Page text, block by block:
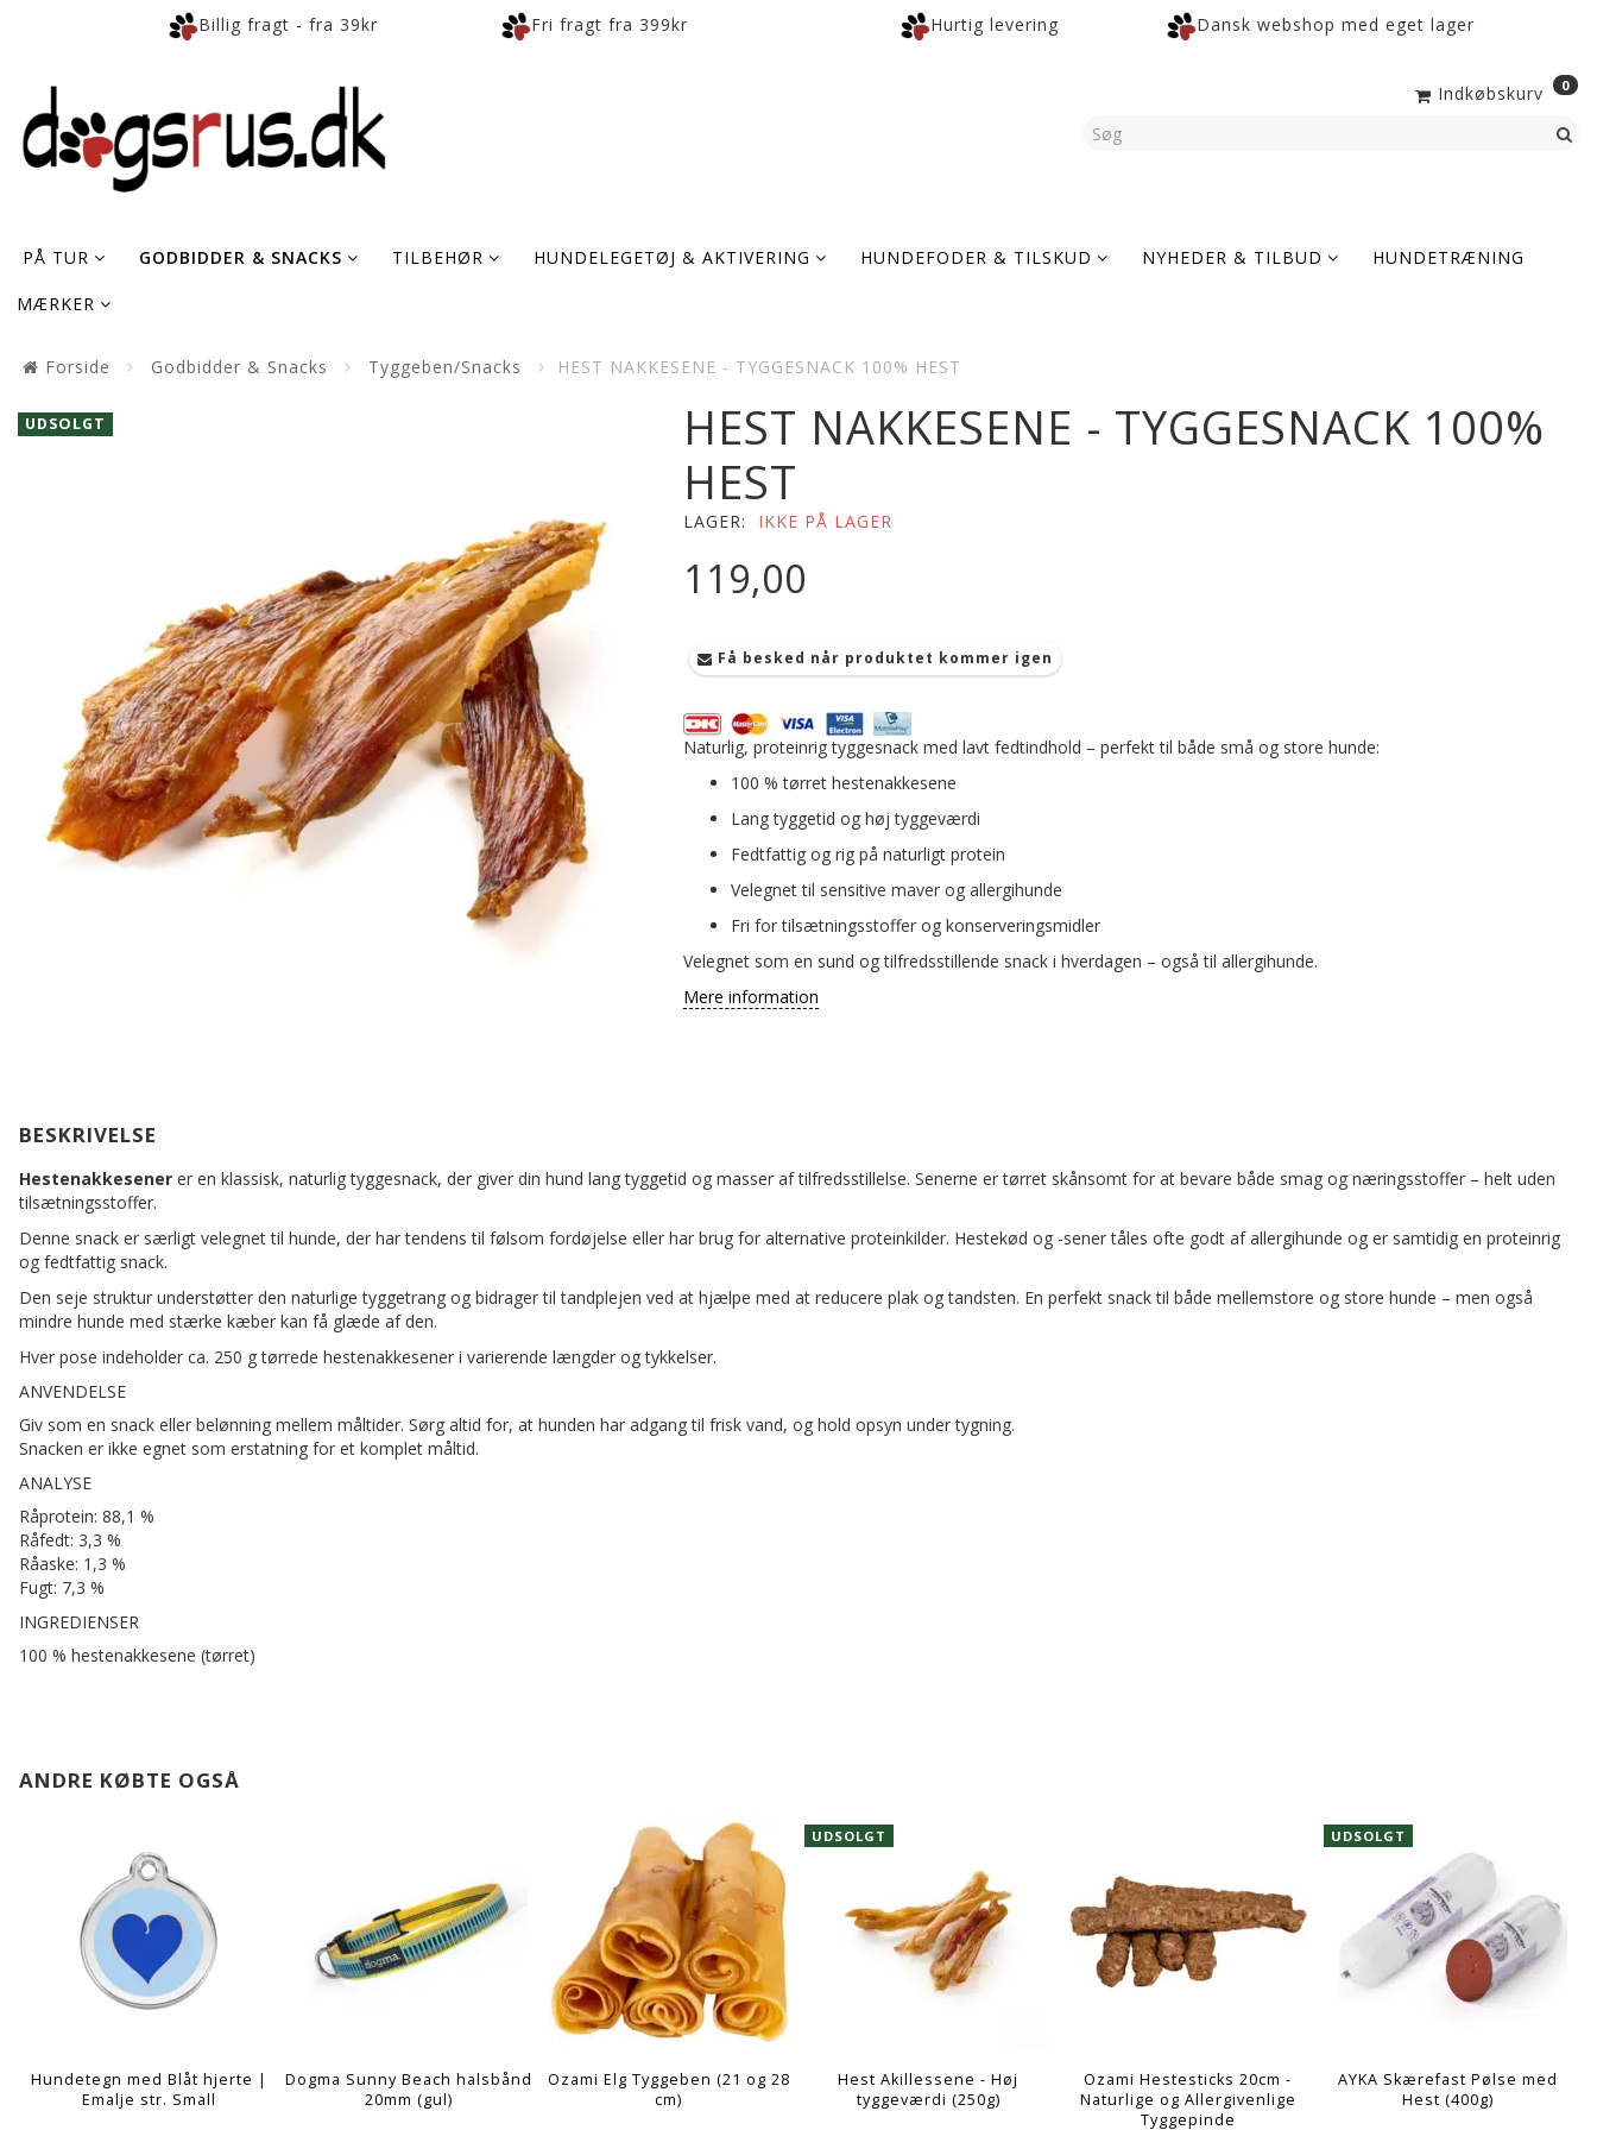
Billig fragt - fra 39kr Fri fragt fra 399kr Hurtig levering Dansk webshop med eget lager
Indkøbskurv 0
PÅ TUR GODBIDDER & SNACKS TILBEHØR HUNDELEGETØJ & AKTIVERING HUNDEFODER & TILSKUD NYHEDER & TILBUD HUNDETRÆNING
MÆRKER
Forside Godbidder & Snacks Tyggeben/Snacks HEST NAKKESENE - TYGGESNACK 100% HEST
UDSOLGT
HEST NAKKESENE - TYGGESNACK 100%
HEST
LAGER: IKKE PÅ LAGER
119,00
Få besked når produktet kommer igen
Naturlig, proteinrig tyggesnack med lavt fedtindhold – perfekt til både små og store hunde:
100 % tørret hestenakkesene
Lang tyggetid og høj tyggeværdi
Fedtfattig og rig på naturligt protein
Velegnet til sensitive maver og allergihunde
Fri for tilsætningsstoffer og konserveringsmidler
Velegnet som en sund og tilfredsstillende snack i hverdagen – også til allergihunde.
Mere information
BESKRIVELSE
Hestenakkesener er en klassisk, naturlig tyggesnack, der giver din hund lang tyggetid og masser af tilfredsstillelse. Senerne er tørret skånsomt for at bevare både smag og næringsstoffer – helt uden
tilsætningsstoffer.
Denne snack er særligt velegnet til hunde, der har tendens til følsom fordøjelse eller har brug for alternative proteinkilder. Hestekød og -sener tåles ofte godt af allergihunde og er samtidig en proteinrig
og fedtfattig snack.
Den seje struktur understøtter den naturlige tyggetrang og bidrager til tandplejen ved at hjælpe med at reducere plak og tandsten. En perfekt snack til både mellemstore og store hunde – men også
mindre hunde med stærke kæber kan få glæde af den.
Hver pose indeholder ca. 250 g tørrede hestenakkesener i varierende længder og tykkelser.
ANVENDELSE
Giv som en snack eller belønning mellem måltider. Sørg altid for, at hunden har adgang til frisk vand, og hold opsyn under tygning.
Snacken er ikke egnet som erstatning for et komplet måltid.
ANALYSE
Råprotein: 88,1 %
Råfedt: 3,3 %
Råaske: 1,3 %
Fugt: 7,3 %
INGREDIENSER
100 % hestenakkesene (tørret)
ANDRE KØBTE OGSÅ
Hundetegn med Blåt hjerte |
Emalje str. Small
Dogma Sunny Beach halsbånd
20mm (gul)
Ozami Elg Tyggeben (21 og 28
cm)
UDSOLGT
Hest Akillessene - Høj
tyggeværdi (250g)
Ozami Hestesticks 20cm -
Naturlige og Allergivenlige
Tyggepinde
UDSOLGT
AYKA Skærefast Pølse med
Hest (400g)